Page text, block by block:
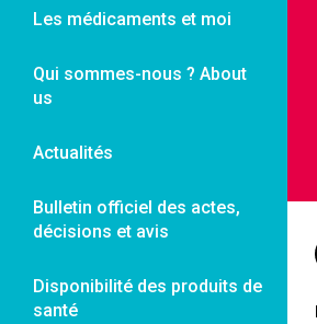
Les médicaments et moi
Qui sommes-nous ? About
us
Actualités
Bulletin officiel des actes,
décisions et avis
Disponibilité des produits de
santé